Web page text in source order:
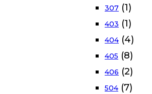
307 (1)
403 (1)
404 (4)
405 (8)
406 (2)
504 (7)